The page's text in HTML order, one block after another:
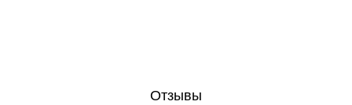
Отзывы